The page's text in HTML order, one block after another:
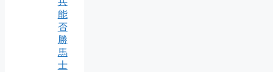
能
否
勝
馬
士